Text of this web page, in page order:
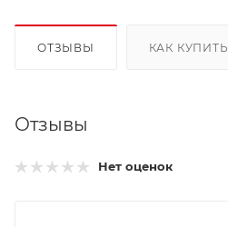
ОТЗЫВЫ КАК КУПИТЬ
Отзывы
Нет оценок